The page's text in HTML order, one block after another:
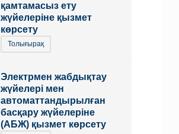
қамтамасыз ету
жүйелеріне қызмет
көрсету
Толығырақ
Электрмен жабдықтау
жүйелері мен
автоматтандырылған
басқару жүйелеріне
(АБЖ) қызмет көрсету